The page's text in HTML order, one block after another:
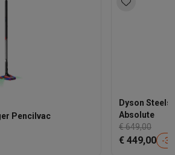
Pencilvac
Dyson
Absolute
€ 649,00
€ 449,00 -31